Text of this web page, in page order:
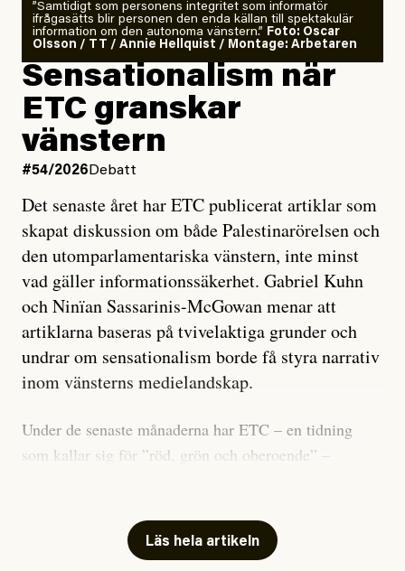
”Samtidigt som personens integritet som informatör
ifrågasätts blir personen den enda källan till spektakulär
information om den autonoma vänstern.” Foto: Oscar
Olsson / TT / Annie Hellquist / Montage: Arbetaren
Sensationalism när
ETC granskar
vänstern
#54/2026 Debatt
Det senaste året har ETC publicerat artiklar som
skapat diskussion om både Palestinarörelsen och
den utomparlamentariska vänstern, inte minst
vad gäller informationssäkerhet. Gabriel Kuhn
och Ninïan Sassarinis-McGowan menar att
artiklarna baseras på tvivelaktiga grunder och
undrar om sensationalism borde få styra narrativ
inom vänsterns medielandskap.
Under de senaste månaderna har ETC – en tidning
som kallar sig för ”röd, grön och oberoende” –
skriver för? Vad betyder det att vara en ”röd, grön och
oberoende” tidning? Och vad är egentligen bra
Läs hela artikeln